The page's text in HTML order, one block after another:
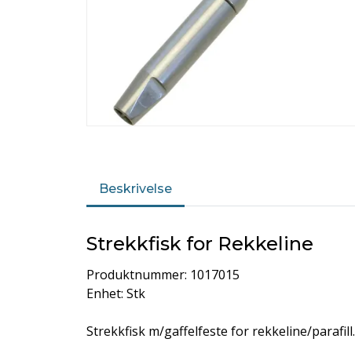
Beskrivelse
Strekkfisk for Rekkeline
Produktnummer: 1017015
Enhet: Stk
Strekkfisk m/gaffelfeste for rekkeline/parafill.